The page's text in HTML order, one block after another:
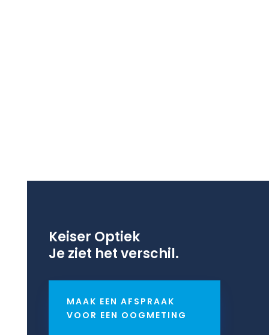
Keiser Optiek
Je ziet het verschil.
MAAK EEN AFSPRAAK
VOOR EEN OOGMETING